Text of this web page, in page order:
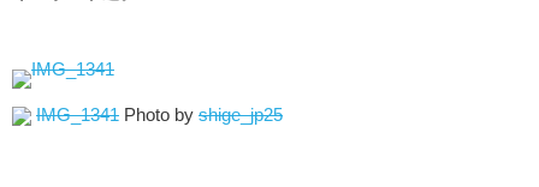
IMG_1341 Photo by shige_jp25